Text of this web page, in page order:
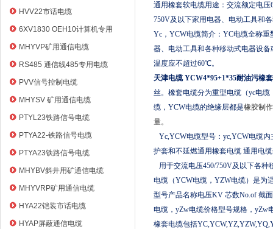
HVV22市话电缆
6XV1830 OEH10计算机专用
电缆
MHYVP矿用通信电缆
RS485 通信线485专用电缆
PVV信号控制电缆
MHYSV 矿用通信电缆
PTYL23铁路信号电缆
PTYA22-铁路信号电缆
PTYA23铁路信号电缆
MHYBV斜井用矿通信电缆
MHYVRP矿用通信电缆
HYA22铠装市话电缆
HYAP屏蔽通信电缆
通用橡套软电缆用途：交流额定电压
750V及以下家用电器、电动工具和
Yc，YCW电缆简介：YC电缆全称
器、电动工具和各种移动式电器设
温度应不超过60℃。
天津电缆 YCW4*95+1*35耐油污橡
丝。橡套电缆分为重型电缆（yc电
缆，YCW电缆的绝缘层都是橡胶制
量。
Yc,YCW电缆型号：yc,YCW电缆
护套和不延燃通用橡套电缆 通用电
用于交流电压450/750V及以下各
电缆（YCW电缆，YZW电缆）是为
型号产品名称电压KV 芯数No.of 截
电缆，yZw电缆价格型号规格，yZw
橡套电缆包括